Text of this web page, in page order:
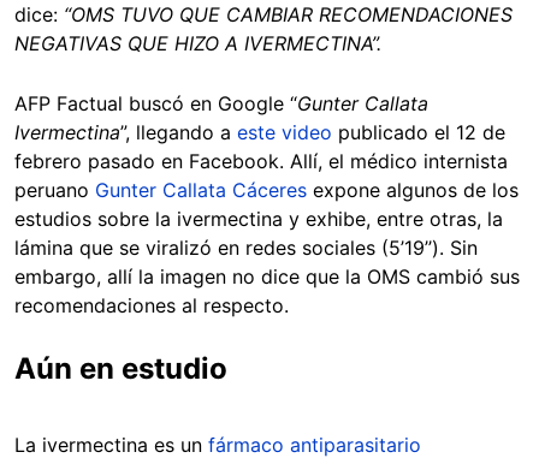
dice: “OMS TUVO QUE CAMBIAR RECOMENDACIONES
NEGATIVAS QUE HIZO A IVERMECTINA”.
AFP Factual buscó en Google “Gunter Callata
Ivermectina”, llegando a este video publicado el 12 de
febrero pasado en Facebook. Allí, el médico internista
peruano Gunter Callata Cáceres expone algunos de los
estudios sobre la ivermectina y exhibe, entre otras, la
lámina que se viralizó en redes sociales (5’19’’). Sin
embargo, allí la imagen no dice que la OMS cambió sus
recomendaciones al respecto.
Aún en estudio
La ivermectina es un fármaco antiparasitario